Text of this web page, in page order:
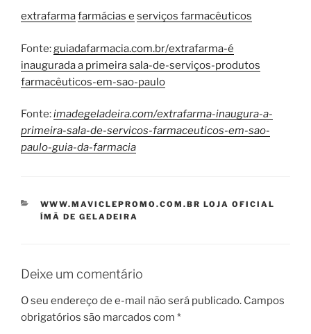
extrafarmafarmácias e serviços farmacêuticos
Fonte:guiadafarmacia.com.br/extrafarma-é
inaugurada a primeira sala-de-serviços-produtos
farmacêuticos-em-sao-paulo
Fonte:imadegeladeira.com/extrafarma-inaugura-a-
primeira-sala-de-servicos-farmaceuticos-em-sao-
paulo-guia-da-farmacia
CATEGORIAS
WWW.MAVICLEPROMO.COM.BR LOJA OFICIAL
ÍMÃ DE GELADEIRA
Deixe um comentário
O seu endereço de e-mail não será publicado. Campos
obrigatórios são marcados com *